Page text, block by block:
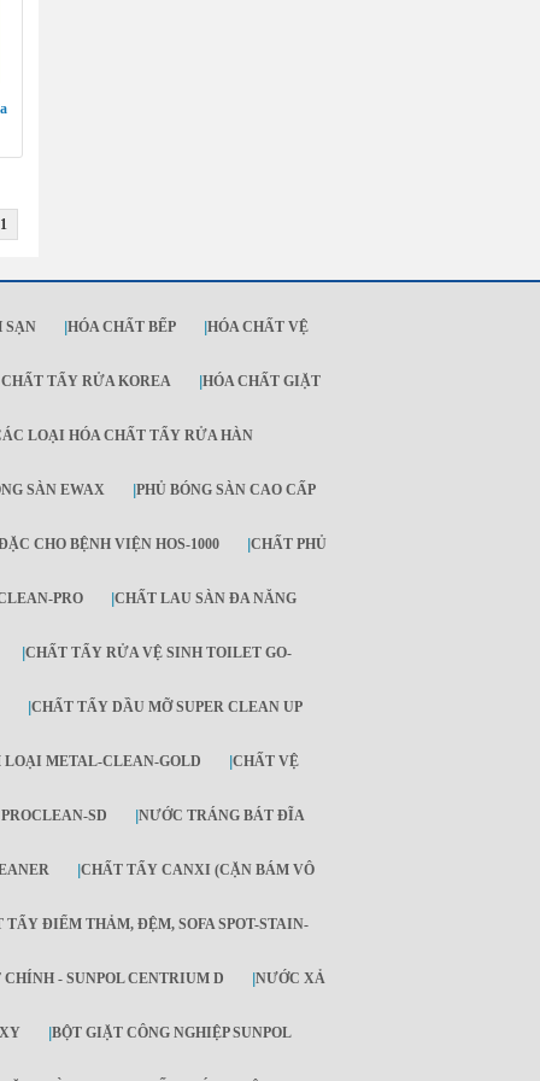
1
SẠN HÓA CHẤT BẾP HÓA CHẤT VỆ
TẨY RỬA KOREA HÓA CHẤT GIẶT
LOẠI HÓA CHẤT TẨY RỬA HÀN
SÀN EWAX PHỦ BÓNG SÀN CAO CẤP
CHO BỆNH VIỆN HOS-1000 CHẤT PHỦ
PRO CHẤT LAU SÀN ĐA NĂNG
CHẤT TẨY RỬA VỆ SINH TOILET GO-
CHẤT TẨY DẦU MỠ SUPER CLEAN UP
METAL-CLEAN-GOLD CHẤT VỆ
SD NƯỚC TRÁNG BÁT ĐĨA
CHẤT TẨY CANXI (CẶN BÁM VÔ
TẨY ĐIỂM THẢM, ĐỆM, SOFA SPOT-STAIN-
- SUNPOL CENTRIUM D NƯỚC XẢ
BỘT GIẶT CÔNG NGHIỆP SUNPOL